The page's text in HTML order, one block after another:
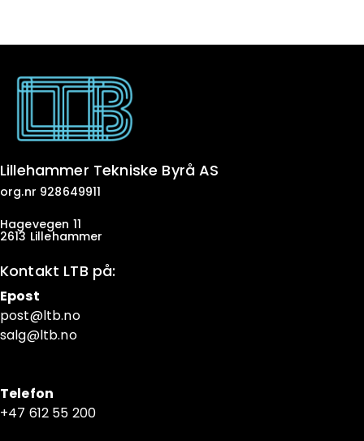
Lillehammer Tekniske Byrå AS
org.nr 928649911
Hagevegen 11
2613 Lillehammer
Kontakt LTB på:
Epost
post@ltb.no
salg@ltb.no
Telefon
+47 612 55 200